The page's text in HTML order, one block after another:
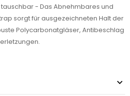
- Das Abnehmbares und
sorgt für ausgezeichneten Halt der
Polycarbonatgläser, Antibeschlag